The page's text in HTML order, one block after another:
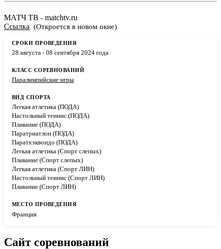
МАТЧ ТВ - matchtv.ru
Ссылка (Откроется в новом окне)
28 августа - 08 сентября 2024 года
Паралимпийские игры
Легкая атлетика (ПОДА)
Настольный теннис (ПОДА)
Плавание (ПОДА)
Паратриатлон (ПОДА)
Паратхэквондо (ПОДА)
Легкая атлетика (Спорт слепых)
Плавание (Спорт слепых)
Легкая атлетика (Спорт ЛИН)
Настольный теннис (Спорт ЛИН)
Плавание (Спорт ЛИН)
Франция
Сайт соревнований